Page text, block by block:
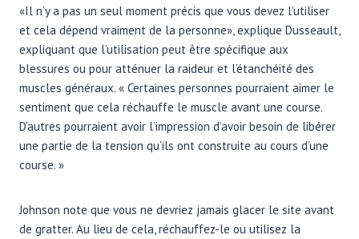
«Il n’y a pas un seul moment précis que vous devez l’utiliser
et cela dépend vraiment de la personne», explique Dusseault,
expliquant que l’utilisation peut être spécifique aux
blessures ou pour atténuer la raideur et l’étanchéité des
muscles généraux. « Certaines personnes pourraient aimer le
sentiment que cela réchauffe le muscle avant une course.
D’autres pourraient avoir l’impression d’avoir besoin de libérer
une partie de la tension qu’ils ont construite au cours d’une
course. »
Johnson note que vous ne devriez jamais glacer le site avant
de gratter. Au lieu de cela, réchauffez-le ou utilisez la